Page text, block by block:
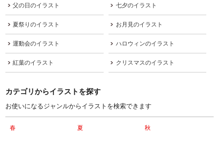
父の日のイラスト 七夕のイラスト
夏祭りのイラスト お月見のイラスト
運動会のイラスト ハロウィンのイラスト
紅葉のイラスト クリスマスのイラスト
カテゴリからイラストを探す
お使いになるジャンルからイラストを検索できます
春 夏 秋